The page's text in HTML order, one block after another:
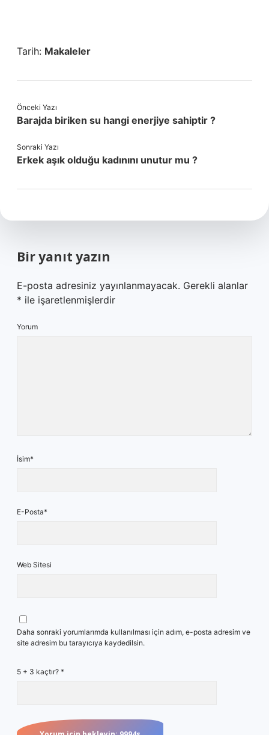
Tarih: Makaleler
Önceki Yazı
Barajda biriken su hangi enerjiye sahiptir ?
Sonraki Yazı
Erkek aşık olduğu kadınını unutur mu ?
Bir yanıt yazın
E-posta adresiniz yayınlanmayacak. Gerekli alanlar
* ile işaretlenmişlerdir
Yorum
İsim*
E-Posta*
Web Sitesi
Daha sonraki yorumlarımda kullanılması için adım, e-posta adresim ve
site adresim bu tarayıcıya kaydedilsin.
5 + 3 kaçtır? *